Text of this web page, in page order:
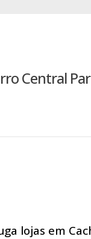
Central
lojas em